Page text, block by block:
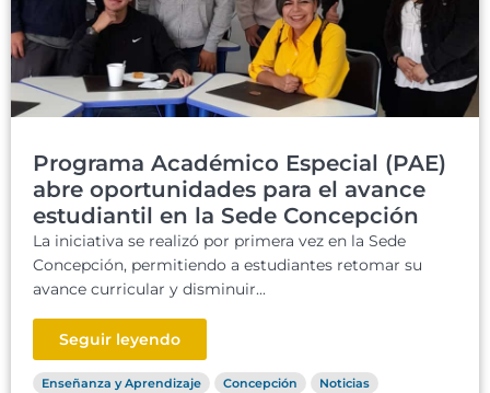
Programa Académico Especial (PAE)
abre oportunidades para el avance
estudiantil en la Sede Concepción
La iniciativa se realizó por primera vez en la Sede
Concepción, permitiendo a estudiantes retomar su
avance curricular y disminuir...
Seguir leyendo
Enseñanza y Aprendizaje Concepción
Noticias